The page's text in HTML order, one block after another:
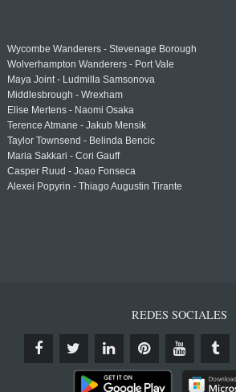
Wycombe Wanderers - Stevenage Borough
Wolverhampton Wanderers - Port Vale
Maya Joint - Ludmilla Samsonova
Middlesbrough - Wrexham
Elise Mertens - Naomi Osaka
Terence Atmane - Jakub Mensik
Taylor Townsend - Belinda Bencic
Maria Sakkari - Cori Gauff
Casper Ruud - Joao Fonseca
Alexei Popyrin - Thiago Augustin Tirante
REDES SOCIALES